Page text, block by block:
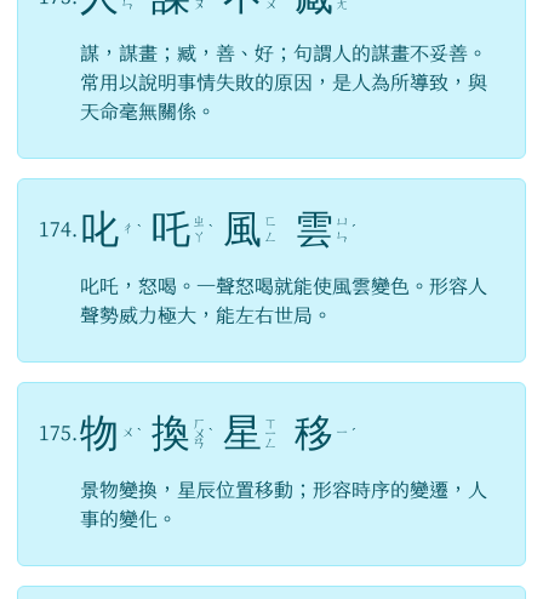
ㄣ ㄡ ㄨ ㄤ
謀，謀畫；臧，善、好；句謂人的謀畫不妥善。
常用以說明事情失敗的原因，是人為所導致，與
天命毫無關係。
174. 叱 ㄔ ˋ 吒 ㄓ
ㄚ ˋ 風 ㄈ
ㄥ
雲 ㄩ
ㄣ ˊ
叱吒，怒喝。一聲怒喝就能使風雲變色。形容人
聲勢威力極大，能左右世局。
175. 物 ㄨ ˋ 換 ㄏ
ㄨ
ㄢ
ˋ 星 ㄒ
ㄧ
ㄥ 移 ㄧ ˊ
景物變換，星辰位置移動；形容時序的變遷，人
事的變化。